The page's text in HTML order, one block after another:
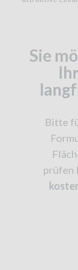
Sie
Bitte
prüfen